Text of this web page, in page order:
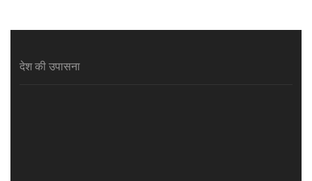
देश की उपासना